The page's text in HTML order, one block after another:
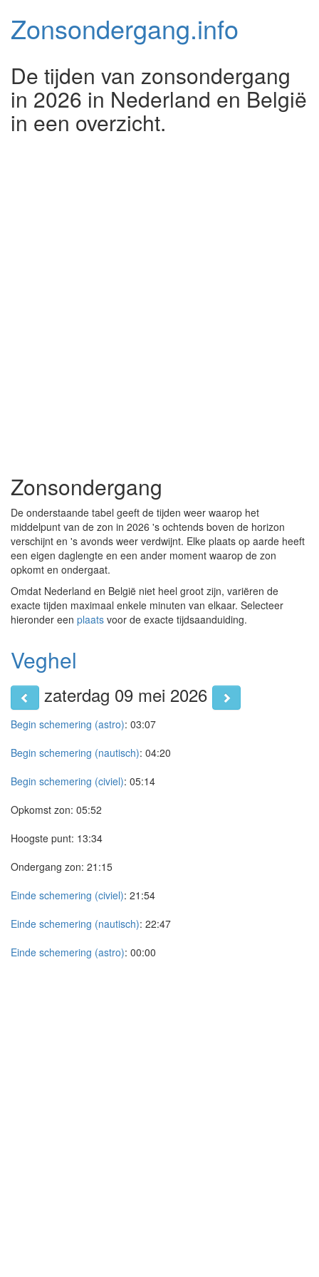
Zonsondergang.info
De tijden van zonsondergang
in 2026 in Nederland en België
in een overzicht.
Zonsondergang
De onderstaande tabel geeft de tijden weer waarop het
middelpunt van de zon in 2026 's ochtends boven de horizon
verschijnt en 's avonds weer verdwijnt. Elke plaats op aarde heeft
een eigen daglengte en een ander moment waarop de zon
opkomt en ondergaat.
Omdat Nederland en België niet heel groot zijn, variëren de
exacte tijden maximaal enkele minuten van elkaar. Selecteer
hieronder een plaats voor de exacte tijdsaanduiding.
Veghel
zaterdag 09 mei 2026
Begin schemering (astro): 03:07
Begin schemering (nautisch): 04:20
Begin schemering (civiel): 05:14
Opkomst zon: 05:52
Hoogste punt: 13:34
Ondergang zon: 21:15
Einde schemering (civiel): 21:54
Einde schemering (nautisch): 22:47
Einde schemering (astro): 00:00